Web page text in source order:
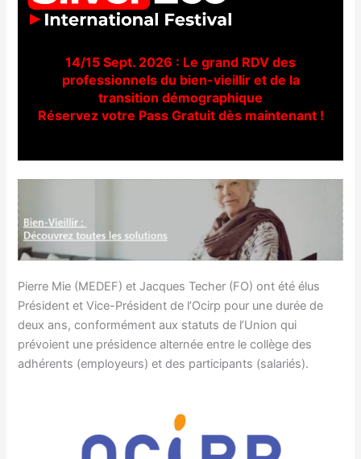
14/15 Sept. 2026 : Le grand RDV des
professionnels du bien-vieillir et de la
transition démographique
Réservez votre Pass Gratuit dès maintenant !
Pierre Mie (MEDEF) et Jacques Techer (FO) ont été élus
Président et Vice-Président de l’Ocirp pour une durée de
deux ans, conformément aux statuts de l’Union qui
prévoient une présidence alternée entre le collège des
adhérents (employeurs) et des participants (salariés).